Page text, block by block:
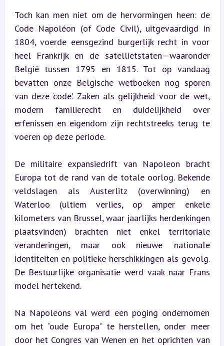
Toch kan men niet om de hervormingen heen: de
Code Napoléon (of Code Civil), uitgevaardigd in
1804, voerde eensgezind burgerlijk recht in voor
heel Frankrijk en de satellietstaten—waaronder
België tussen 1795 en 1815. Tot op vandaag
bevatten onze Belgische wetboeken nog sporen
van deze ‘code’. Zaken als gelijkheid voor de wet,
modern familierecht en duidelijkheid over
erfenissen en eigendom zijn rechtstreeks terug te
voeren op deze periode.
De militaire expansiedrift van Napoleon bracht
Europa tot de rand van de totale oorlog. Bekende
veldslagen als Austerlitz (overwinning) en
Waterloo (ultiem verlies, op amper enkele
kilometers van Brussel, waar jaarlijks herdenkingen
plaatsvinden) brachten niet enkel territoriale
veranderingen, maar ook nieuwe nationale
identiteiten en politieke herschikkingen als gevolg.
De Bestuurlijke organisatie werd vaak naar Frans
model hertekend.
Na Napoleons val werd een poging ondernomen
om het “oude Europa” te herstellen, onder meer
door het Congres van Wenen en het oprichten van